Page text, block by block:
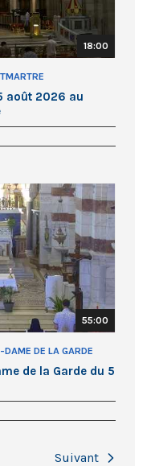
18:00
août 2026 au
55:00
DE LA GARDE
de la Garde du 5